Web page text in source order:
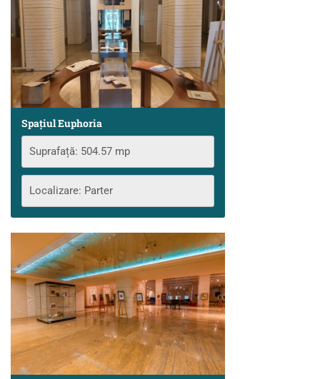
Spațiul Euphoria
Suprafață: 504.57 mp
Localizare: Parter